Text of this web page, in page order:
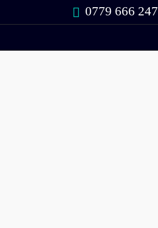
0779 666 247